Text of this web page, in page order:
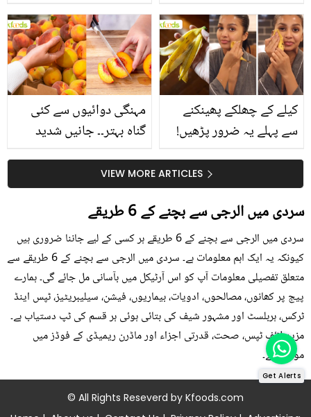
سے متعلق غلط فہمیوں کی
حقیقت کیا ہے اور افواہ
کیا؟
بتائے راز
مہنگی دوائیوں سے کئی
گناہ بہتر۔۔ جانیں شدید
کیوں کھانا چاہیے؟
کیلے کے چھلکے پھینکنے
سے پہلے یہ ضرور پڑھیں!
سستا اور قدرتی حلVIEW MORE ARTICLES
سردی میں الرجی سے بچنے کے 6 طریقے
سردی میں الرجی سے بچنے کے 6 طریقے ہر کسی کے لیے جاننا ضروری ہیں
کیونکہ یہ ایک اہم معلومات ہے۔ سردی میں الرجی سے بچنے کے 6 طریقے سے
متعلق تفصیلی معلومات آپ کو اس آرٹیکل میں بآسانی مل جائے گی۔ ہمارے
پیج پر کھانوں، مصالحوں، ادویات، بیماریوں، فیشن، سیلیبریٹیز، ٹپس اینڈ
ٹرکس، ہربلسٹ اور مشہور شیف کی بتائی ہوئی ہر قسم کی ٹپ دستیاب ہے۔
مزید لائف ٹپس، صحت، قدرتی اجزاء اور ماڈرن ریمیڈی کے فوڈز میں
موجود ہے۔
© All Rights Reseverd by Kfoods.com
Get Alerts